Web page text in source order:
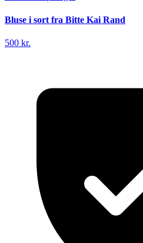
Bluse i sort fra Bitte Kai Rand
500 kr.